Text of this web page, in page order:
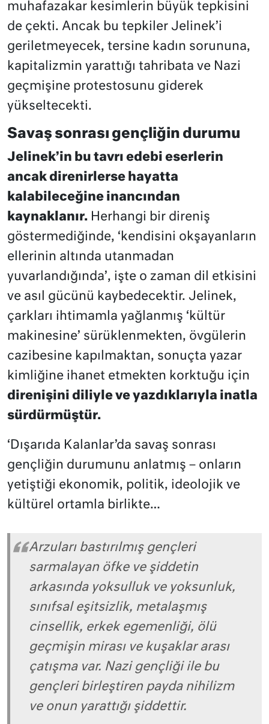
muhafazakar kesimlerin büyük tepkisini
de çekti. Ancak bu tepkiler Jelinek’i
geriletmeyecek, tersine kadın sorununa,
kapitalizmin yarattığı tahribata ve Nazi
geçmişine protestosunu giderek
yükseltecekti.
Savaş sonrası gençliğin durumu
Jelinek’in bu tavrı edebi eserlerin
ancak direnirlerse hayatta
kalabileceğine inancından
kaynaklanır. Herhangi bir direniş
göstermediğinde, ‘kendisini okşayanların
ellerinin altında utanmadan
yuvarlandığında’, işte o zaman dil etkisini
ve asıl gücünü kaybedecektir. Jelinek,
çarkları ihtimamla yağlanmış ‘kültür
makinesine’ sürüklenmekten, övgülerin
cazibesine kapılmaktan, sonuçta yazar
kimliğine ihanet etmekten korktuğu için
direnişini diliyle ve yazdıklarıyla inatla
sürdürmüştür.
‘Dışarıda Kalanlar’da savaş sonrası
gençliğin durumunu anlatmış – onların
yetiştiği ekonomik, politik, ideolojik ve
kültürel ortamla birlikte…
Arzuları bastırılmış gençleri
sarmalayan öfke ve şiddetin
arkasında yoksulluk ve yoksunluk,
sınıfsal eşitsizlik, metalaşmış
cinsellik, erkek egemenliği, ölü
geçmişin mirası ve kuşaklar arası
çatışma var. Nazi gençliği ile bu
gençleri birleştiren payda nihilizm
ve onun yarattığı şiddettir.